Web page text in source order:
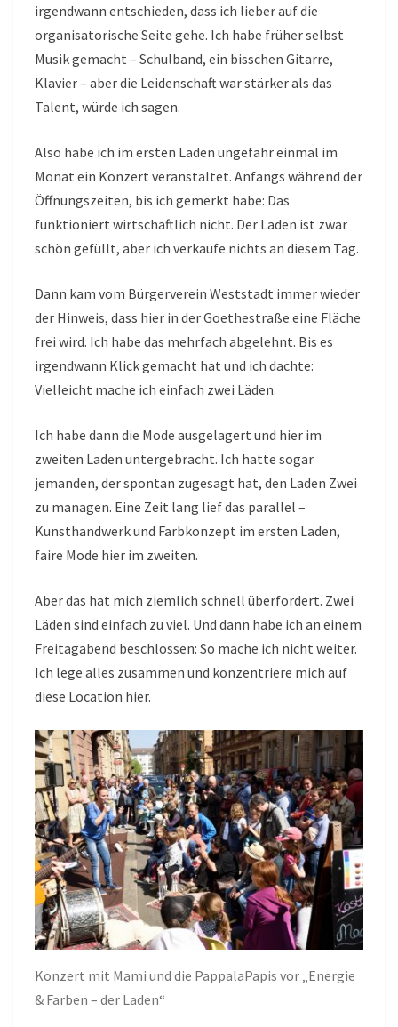
irgendwann entschieden, dass ich lieber auf die
organisatorische Seite gehe. Ich habe früher selbst
Musik gemacht – Schulband, ein bisschen Gitarre,
Klavier – aber die Leidenschaft war stärker als das
Talent, würde ich sagen.
Also habe ich im ersten Laden ungefähr einmal im
Monat ein Konzert veranstaltet. Anfangs während der
Öffnungszeiten, bis ich gemerkt habe: Das
funktioniert wirtschaftlich nicht. Der Laden ist zwar
schön gefüllt, aber ich verkaufe nichts an diesem Tag.
Dann kam vom Bürgerverein Weststadt immer wieder
der Hinweis, dass hier in der Goethestraße eine Fläche
frei wird. Ich habe das mehrfach abgelehnt. Bis es
irgendwann Klick gemacht hat und ich dachte:
Vielleicht mache ich einfach zwei Läden.
Ich habe dann die Mode ausgelagert und hier im
zweiten Laden untergebracht. Ich hatte sogar
jemanden, der spontan zugesagt hat, den Laden Zwei
zu managen. Eine Zeit lang lief das parallel –
Kunsthandwerk und Farbkonzept im ersten Laden,
faire Mode hier im zweiten.
Aber das hat mich ziemlich schnell überfordert. Zwei
Läden sind einfach zu viel. Und dann habe ich an einem
Freitagabend beschlossen: So mache ich nicht weiter.
Ich lege alles zusammen und konzentriere mich auf
diese Location hier.
Konzert mit Mami und die PappalaPapis vor „Energie
& Farben – der Laden“